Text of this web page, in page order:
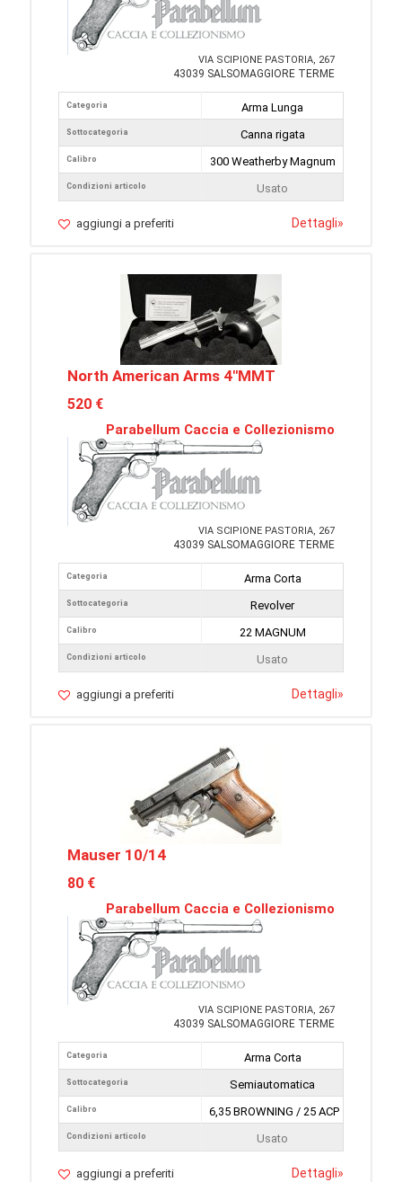
VIA SCIPIONE PASTORIA, 267
43039 SALSOMAGGIORE TERME
Categoria
Sottocategoria
Calibro
Condizioni articolo
Arma Lunga
Canna rigata
300 Weatherby Magnum
Usato
aggiungi a preferiti Dettagli»
North American Arms 4"MMT
520 €
Parabellum Caccia e Collezionismo
VIA SCIPIONE PASTORIA, 267
43039 SALSOMAGGIORE TERME
Categoria
Sottocategoria
Calibro
Condizioni articolo
Arma Corta
Revolver
22 MAGNUM
Usato
aggiungi a preferiti Dettagli»
Mauser 10/14
80 €
Parabellum Caccia e Collezionismo
VIA SCIPIONE PASTORIA, 267
43039 SALSOMAGGIORE TERME
Categoria
Sottocategoria
Calibro
Condizioni articolo
Arma Corta
Semiautomatica
6,35 BROWNING / 25 ACP
Usato
aggiungi a preferiti Dettagli»